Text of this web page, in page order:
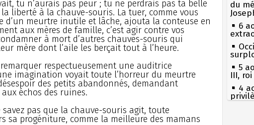
tu n’aurais pas peur ; tu ne perdrais pas ta belle
liberté à la chauve-souris. La tuer, comme vous
d’un meurtre inutile et lâche, ajouta la conteuse en
aux mères de famille, c’est agir contre vos
à mort d’autres chauves-souris qui
mère dont l’aile les berçait tout à l’heure.
respectueusement une auditrice
imagination voyait toute l’horreur du meurtre
des petits abandonnés, demandant
échos des ruines.
pas que la chauve-souris agit, toute
sa progéniture, comme la meilleure des mamans
du
6
5
III,
4